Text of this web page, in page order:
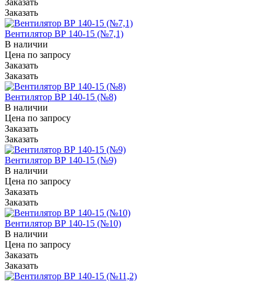
Заказать
Заказать
Вентилятор ВР 140-15 (№7,1)
В наличии
Цена по запросу
Заказать
Заказать
Вентилятор ВР 140-15 (№8)
В наличии
Цена по запросу
Заказать
Заказать
Вентилятор ВР 140-15 (№9)
В наличии
Цена по запросу
Заказать
Заказать
Вентилятор ВР 140-15 (№10)
В наличии
Цена по запросу
Заказать
Заказать